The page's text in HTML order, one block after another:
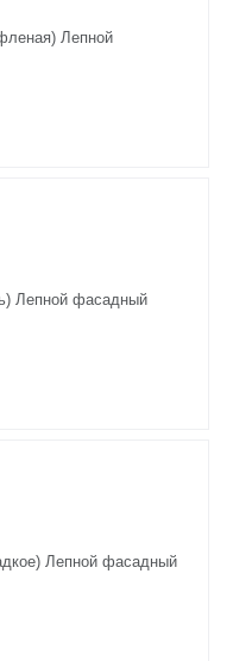
Лепной
Лепной фасадный
Лепной фасадный